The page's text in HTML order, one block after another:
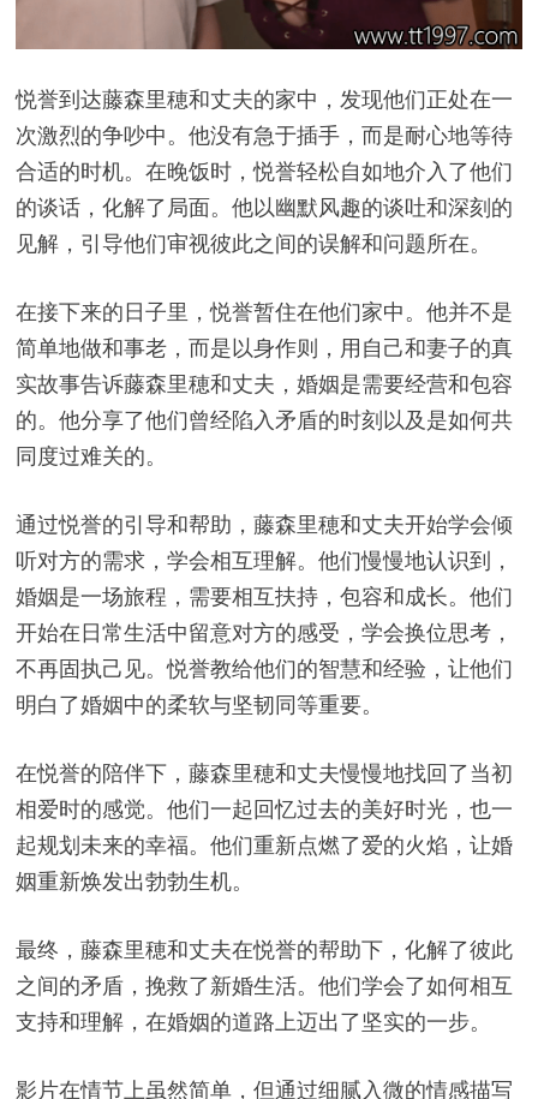
悦誉到达藤森里穂和丈夫的家中，发现他们正处在一
次激烈的争吵中。他没有急于插手，而是耐心地等待
合适的时机。在晚饭时，悦誉轻松自如地介入了他们
的谈话，化解了局面。他以幽默风趣的谈吐和深刻的
见解，引导他们审视彼此之间的误解和问题所在。
在接下来的日子里，悦誉暂住在他们家中。他并不是
简单地做和事老，而是以身作则，用自己和妻子的真
实故事告诉藤森里穂和丈夫，婚姻是需要经营和包容
的。他分享了他们曾经陷入矛盾的时刻以及是如何共
同度过难关的。
通过悦誉的引导和帮助，藤森里穂和丈夫开始学会倾
听对方的需求，学会相互理解。他们慢慢地认识到，
婚姻是一场旅程，需要相互扶持，包容和成长。他们
开始在日常生活中留意对方的感受，学会换位思考，
不再固执己见。悦誉教给他们的智慧和经验，让他们
明白了婚姻中的柔软与坚韧同等重要。
在悦誉的陪伴下，藤森里穂和丈夫慢慢地找回了当初
相爱时的感觉。他们一起回忆过去的美好时光，也一
起规划未来的幸福。他们重新点燃了爱的火焰，让婚
姻重新焕发出勃勃生机。
最终，藤森里穂和丈夫在悦誉的帮助下，化解了彼此
之间的矛盾，挽救了新婚生活。他们学会了如何相互
支持和理解，在婚姻的道路上迈出了坚实的一步。
影片在情节上虽然简单，但通过细腻入微的情感描写